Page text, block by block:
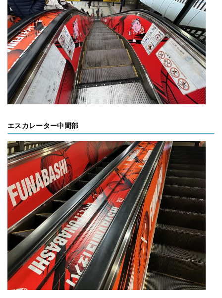
エスカレーター中間部